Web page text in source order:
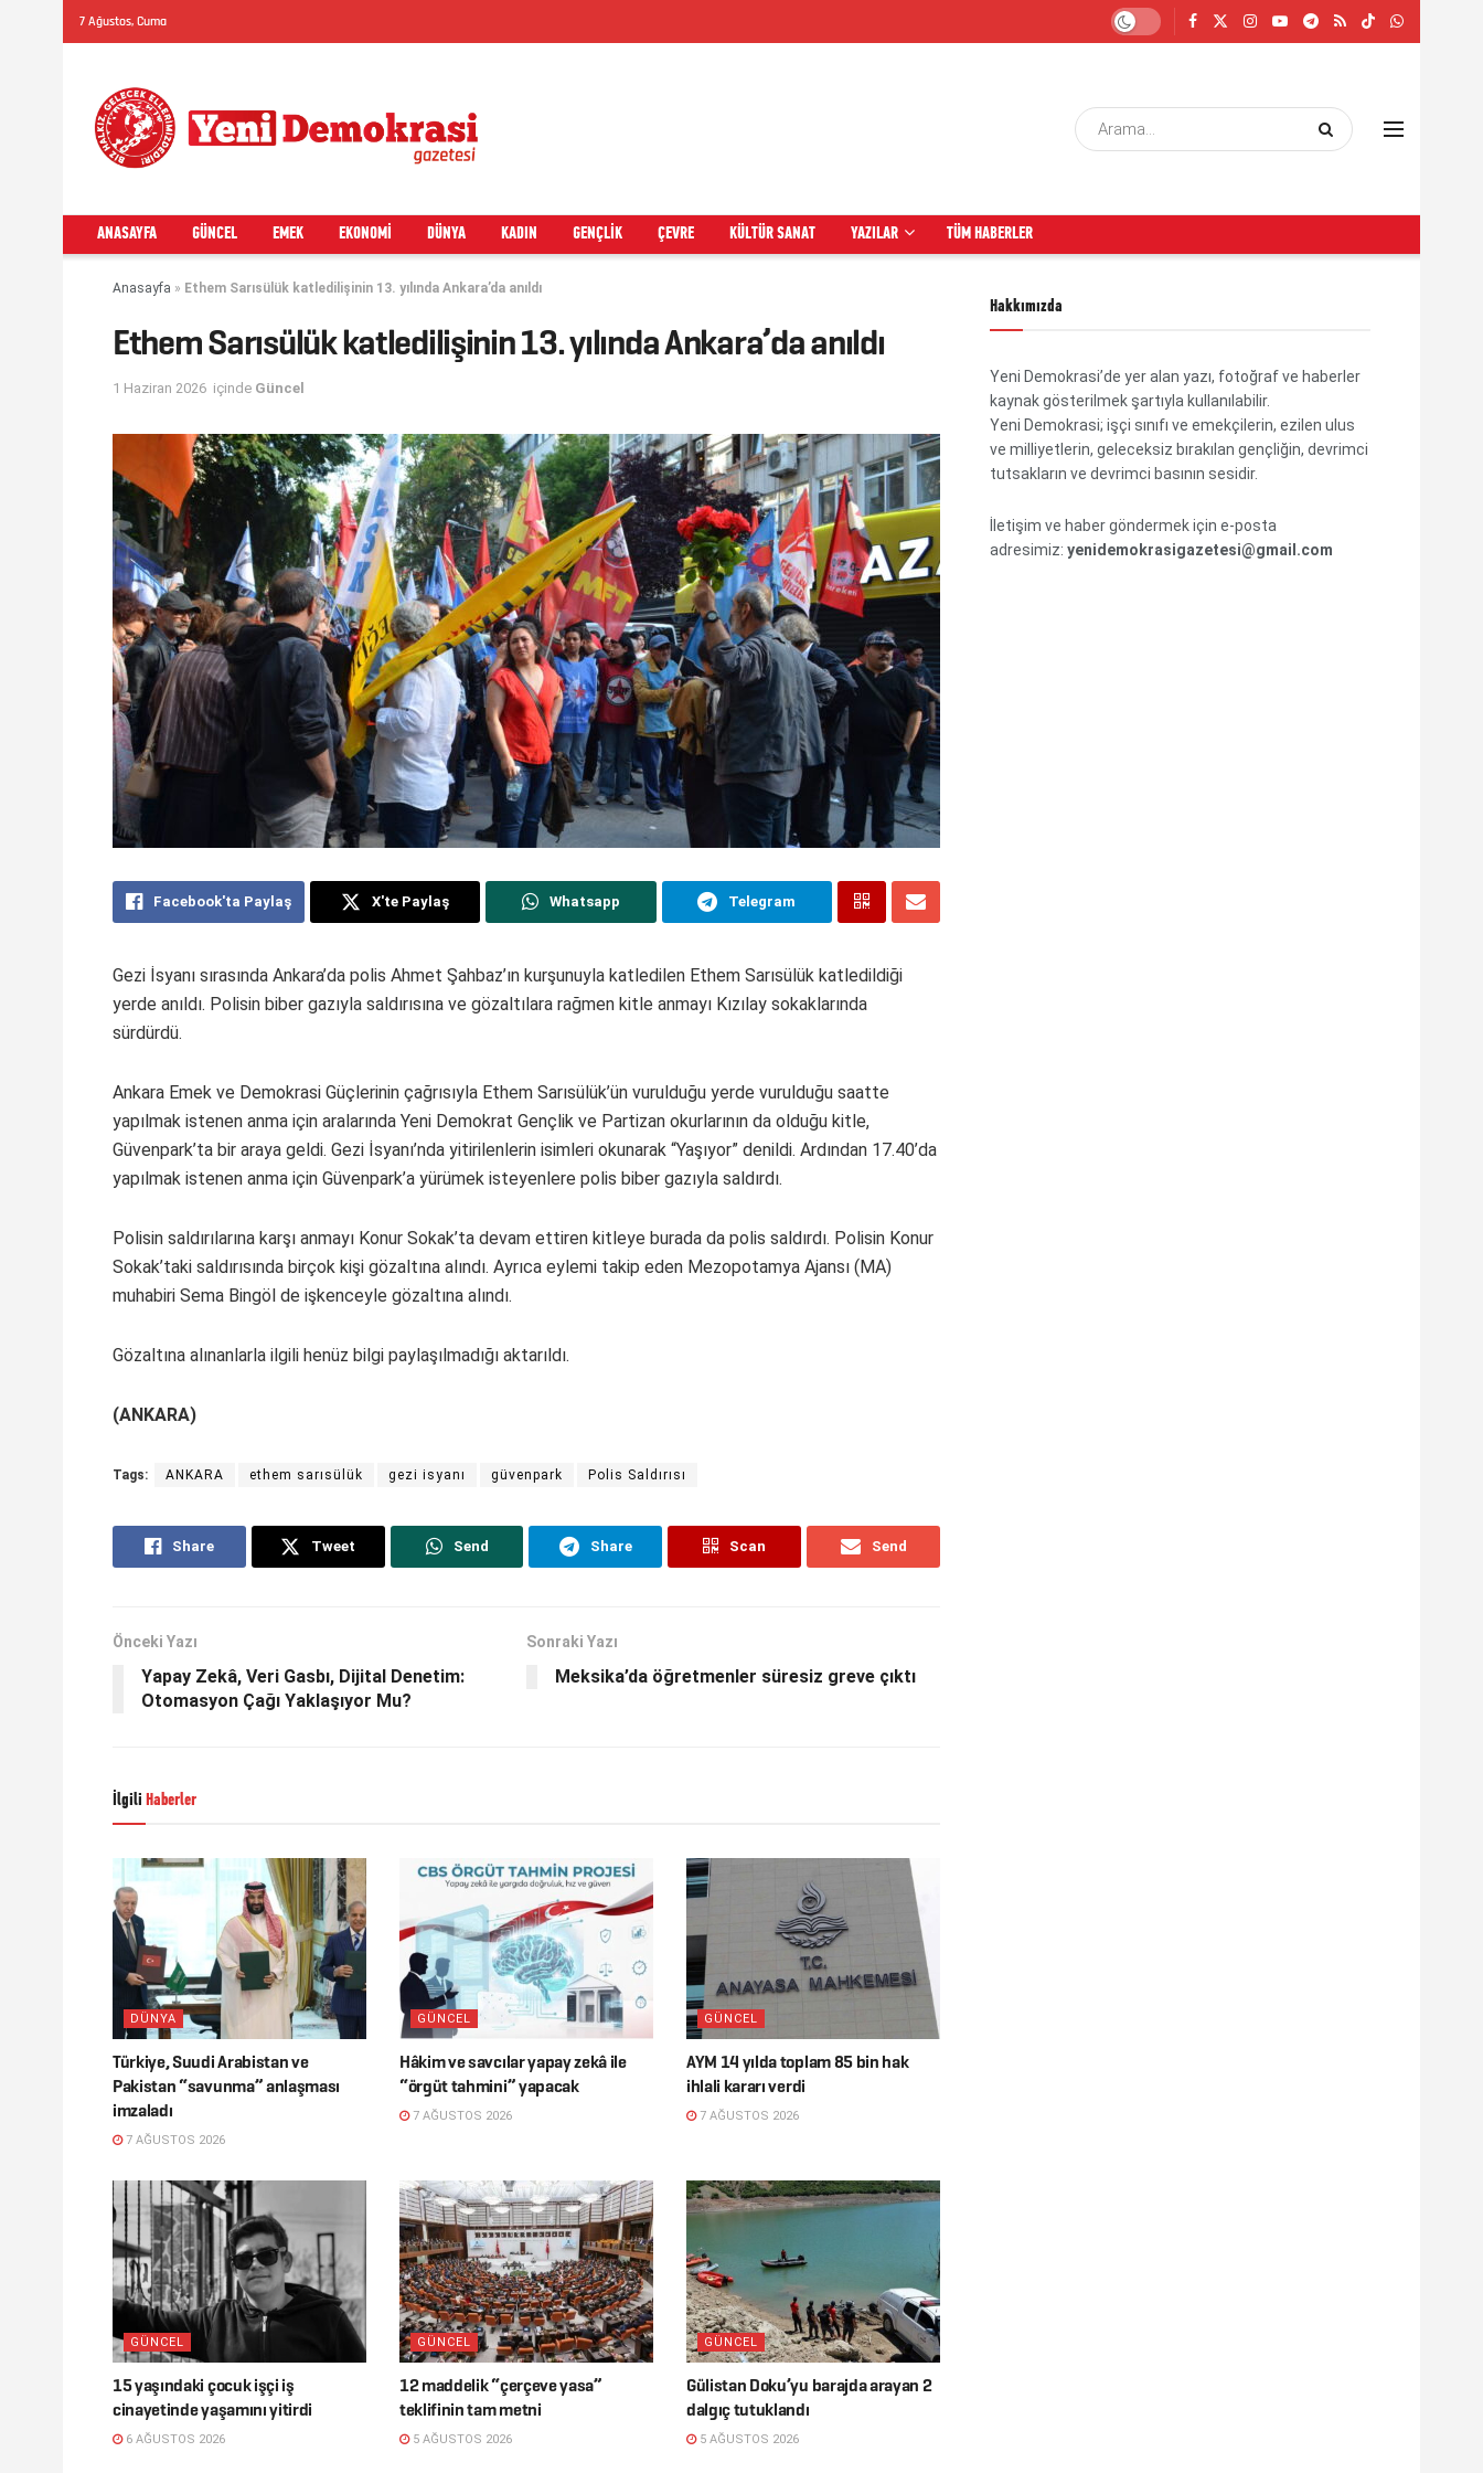
7 Ağustos, Cuma
ANASAYFA GÜNCEL EMEK EKONOMI DÜNYA KADIN GENÇLIK ÇEVRE KÜLTÜR SANAT YAZILAR TÜM HABERLER
Anasayfa » Ethem Sarısülük katledilişinin 13. yılında Ankara’da anıldı
Ethem Sarısülük katledilişinin 13. yılında Ankara’da anıldı
1 Haziran 2026 içinde Güncel
Facebook'ta Paylaş X'te Paylaş Whatsapp Telegram
Gezi İsyanı sırasında Ankara’da polis Ahmet Şahbaz’ın kurşunuyla katledilen Ethem Sarısülük katledildiği
yerde anıldı. Polisin biber gazıyla saldırısına ve gözaltılara rağmen kitle anmayı Kızılay sokaklarında
sürdürdü.
Ankara Emek ve Demokrasi Güçlerinin çağrısıyla Ethem Sarısülük’ün vurulduğu yerde vurulduğu saatte
yapılmak istenen anma için aralarında Yeni Demokrat Gençlik ve Partizan okurlarının da olduğu kitle,
Güvenpark’ta bir araya geldi. Gezi İsyanı’nda yitirilenlerin isimleri okunarak “Yaşıyor” denildi. Ardından 17.40’da
yapılmak istenen anma için Güvenpark’a yürümek isteyenlere polis biber gazıyla saldırdı.
Polisin saldırılarına karşı anmayı Konur Sokak’ta devam ettiren kitleye burada da polis saldırdı. Polisin Konur
Sokak’taki saldırısında birçok kişi gözaltına alındı. Ayrıca eylemi takip eden Mezopotamya Ajansı (MA)
muhabiri Sema Bingöl de işkenceyle gözaltına alındı.
Gözaltına alınanlarla ilgili henüz bilgi paylaşılmadığı aktarıldı.
(ANKARA)
Tags: ANKARA ethem sarısülük gezi isyanı güvenpark Polis Saldırısı
Share Tweet Send Share Scan Send
Önceki Yazı
Yapay Zekâ, Veri Gasbı, Dijital Denetim:
Otomasyon Çağı Yaklaşıyor Mu?
Sonraki Yazı
Meksika’da öğretmenler süresiz greve çıktı
İlgili Haberler
DÜNYA
Türkiye, Suudi Arabistan ve
Pakistan “savunma” anlaşması
imzaladı
7 AĞUSTOS 2026
GÜNCEL
Hâkim ve savcılar yapay zekâ ile
“örgüt tahmini” yapacak
7 AĞUSTOS 2026
GÜNCEL
AYM 14 yılda toplam 85 bin hak
ihlali kararı verdi
7 AĞUSTOS 2026
GÜNCEL
15 yaşındaki çocuk işçi iş
cinayetinde yaşamını yitirdi
6 AĞUSTOS 2026
GÜNCEL
12 maddelik “çerçeve yasa”
teklifinin tam metni
5 AĞUSTOS 2026
GÜNCEL
Gülistan Doku’yu barajda arayan 2
dalgıç tutuklandı
5 AĞUSTOS 2026
Hakkımızda
Yeni Demokrasi’de yer alan yazı, fotoğraf ve haberler
kaynak gösterilmek şartıyla kullanılabilir.
Yeni Demokrasi; işçi sınıfı ve emekçilerin, ezilen ulus
ve milliyetlerin, geleceksiz bırakılan gençliğin, devrimci
tutsakların ve devrimci basının sesidir.
İletişim ve haber göndermek için e-posta
adresimiz: yenidemokrasigazetesi@gmail.com